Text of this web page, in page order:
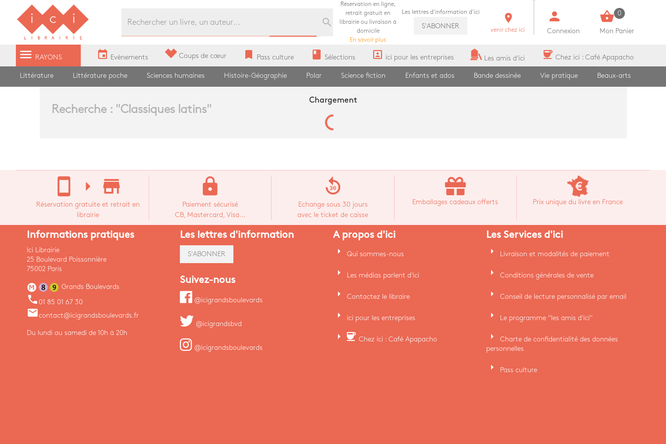
Librairie Ici Grands Boulevards
search
Réservation en ligne,
retrait gratuit en
librairie ou livraison à
domicile
En savoir plus
Les lettres d'information d'ici
S'ABONNER
room
venir chez ici
person
Connexion
shopping_basket 0
Mon Panier
menu RAYONS event Evènements Coups de cœur bookmark Pass culture book Sélections portrait ici pour les entreprises Les amis d'ici coffee Chez ici : Café Apapacho
Littérature Littérature poche Sciences humaines Histoire-Géographie Polar Science fiction Enfants et ados Bande dessinée Vie pratique Beaux-arts
Recherche : "Classiques latins"
Chargement
stay_current_portrait arrow_right store_mall_directory
Réservation gratuite et retrait en
librairie
lock
Paiement sécurisé
CB, Mastercard, Visa...
replay_30
Echange sous 30 jours
avec le ticket de caisse
Emballages cadeaux offerts Prix unique du livre en France
Informations pratiques
Ici Librairie
25 Boulevard Poissonnière
75002 Paris
Grands Boulevards
phone 01 85 01 67 30
emailcontact@icigrandsboulevards.fr
Du lundi au samedi de 10h à 20h
Les lettres d'information
S'ABONNER
Suivez-nous
@icigrandsboulevards
@icigrandsbvd
@icigrandsboulevards
A propos d'ici
arrow_right Qui sommes-nous
arrow_right Les médias parlent d'ici
arrow_right Contactez le libraire
arrow_right ici pour les entreprises
arrow_right coffee Chez ici : Café Apapacho
Les Services d'ici
arrow_right Livraison et modalités de paiement
arrow_right Conditions générales de vente
arrow_right Conseil de lecture personnalisé par email
arrow_right Le programme "les amis d'ici"
arrow_right
Charte de confidentialité des données
personnelles
arrow_right Pass culture